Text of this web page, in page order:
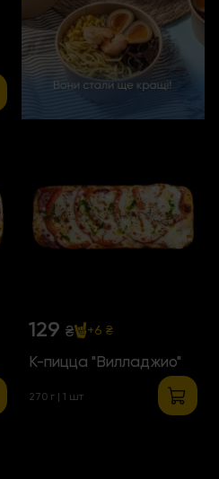
129 ₴ +6 ₴
К-пицца "Вилладжио"
270 г | 1 шт